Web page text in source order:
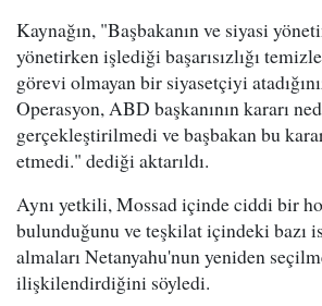
Kaynağın, "Başbakanın ve siyasi
yönetirken işlediği başarısızlığı
görevi olmayan bir siyasetçiyi
Operasyon, ABD başkanının kararı
gerçekleştirilmedi ve başbakan bu
etmedi." dediği aktarıldı.
Aynı yetkili, Mossad içinde ciddi bir
bulunduğunu ve teşkilat içindeki bazı
almaları Netanyahu'nun yeniden
ilişkilendirdiğini söyledi.